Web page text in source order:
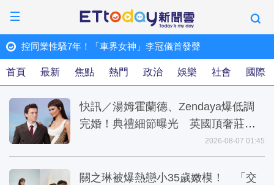
ET快訊
控同業性騷7年！「車界女神」李冠儀首發聲
首頁 最新 焦點 熱門 政治 娛樂 社會 國際
快訊／湯姆霍蘭德、Zendaya爆低調
完婚！典禮細節曝光 英國頂奢莊園
2026-08-07 01:45
關之琳被爆熱戀小35歲嫩模！ 「交